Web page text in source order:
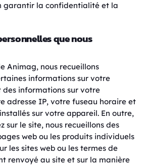
garantir la confidentialité et la
que nous
Animag, nous recueillons
informations sur votre
informations sur votre
adresse IP, votre fuseau horaire et
sur votre appareil. En outre,
sur le site, nous recueillons des
web ou les produits individuels
les sites web ou les termes de
renvoyé au site et sur la manière